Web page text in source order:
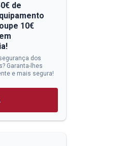
de
10€
dos
Garanta-lhes
e mais segura!